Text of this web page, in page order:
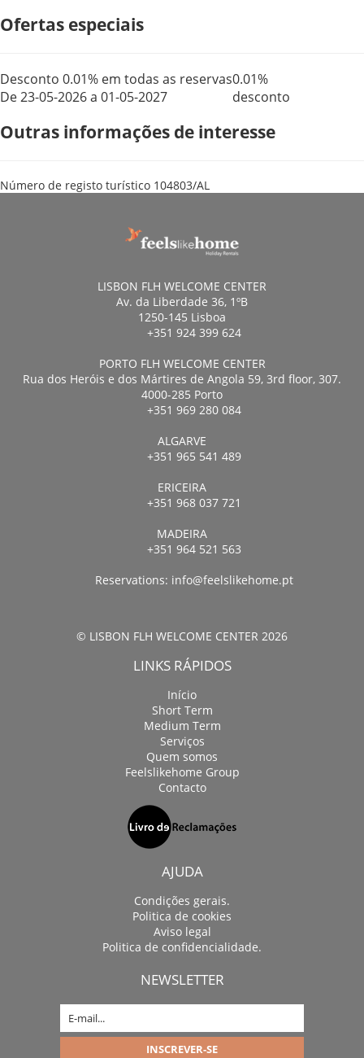
Ofertas especiais
Desconto 0.01% em todas as reservas
De 23-05-2026 a 01-05-2027
0.01%
desconto
Outras informações de interesse
Número de registo turístico 104803/AL
LISBON FLH WELCOME CENTER
Av. da Liberdade 36, 1ºB
1250-145 Lisboa
+351 924 399 624
PORTO FLH WELCOME CENTER
Rua dos Heróis e dos Mártires de Angola 59, 3rd floor, 307.
4000-285 Porto
+351 969 280 084
ALGARVE
+351 965 541 489
ERICEIRA
+351 968 037 721
MADEIRA
+351 964 521 563
Reservations: info@feelslikehome.pt
© LISBON FLH WELCOME CENTER 2026
LINKS RÁPIDOS
Início
Short Term
Medium Term
Serviços
Quem somos
Feelslikehome Group
Contacto
AJUDA
Condições gerais.
Politica de cookies
Aviso legal
Politica de confidencialidade.
NEWSLETTER